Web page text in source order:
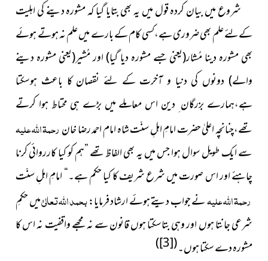
شروع میں بیان کردہ قول میں یہ بھی بتایا گیا کہ مشورہ دینےکی اہلیت
کےلئے علم بھی ضروری ہے،کسی کام کے بارے میں علمنہ ہوتے ہوئے
بھی مشورہ دینا مُشار(یعنی جسے مشورہ دیا گیا) اور مُشیر(یعنی مشورہ دینے
والے) دونوں کی دنیا و آخرت کے لئے نقصان کا باعث ہوسکتا
ہے،ہمارے بزرگان ِ دین اس معاملے میں بڑے ہی محتاط ہوا کرتے
تھے،چنانچہ اعلیٰ حضرت امامِ اہلِ سنّت شاہ امام احمد رضا خانرحمۃ اللہ علیہ
سے ایک طویل سوال ہوا جس میں یہ بھی الفاظ تھے ”ہم کو کیا کارروائی کرنا
چاہئے اور اس صورت میں شرع شریف کا کیا حکم ہے۔“ امامِ اہلِ سنّت
رحمۃ اللہ علیہنے جواب دیتے ہوئے ارشاد فرمایا:بحمد اﷲتعالیٰمیں حکمِ
شرعی جانتا ہوں اور وہی بتاسکتا ہوں قانون سے نہ مجھے واقفیت نہ اس کا
مشورہ دے سکتا ہوں۔(
[3]
)